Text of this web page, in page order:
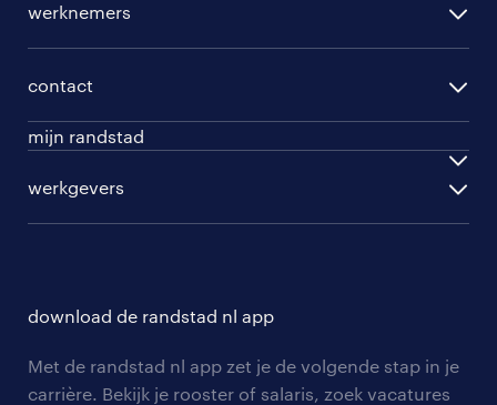
per vakgebied
per topwerkgever
werknemers
ontwikkel jezelf
work for ukraine
contact
werknemers
werkgevers
mijn randstad
werkgevers
algemene voorwaarden
download de randstad nl app
Met de randstad nl app zet je de volgende stap in je
carrière. Bekijk je rooster of salaris, zoek vacatures